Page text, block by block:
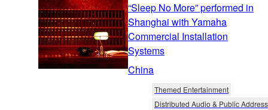
“Sleep No More” performed in
Shanghai with Yamaha
Commercial Installation
Systems
China
Themed Entertainment
Distributed Audio & Public Address